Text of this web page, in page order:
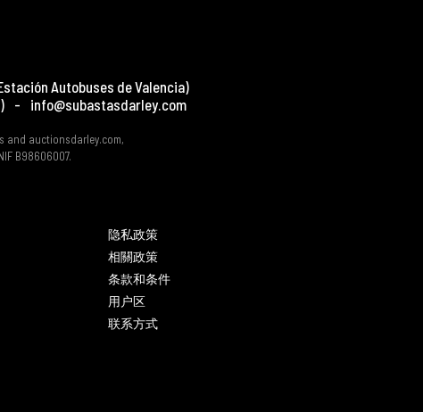
Autobuses de Valencia)
- info@subastasdarley.com
and auctionsdarley.com,
B98606007.
隐私政策
相關政策
条款和条件
用户区
联系方式